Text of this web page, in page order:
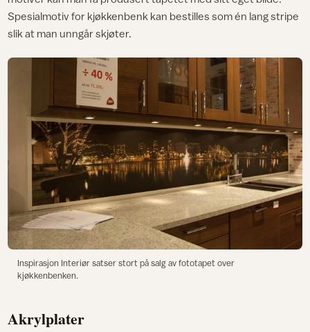
Spesialmotiv for kjøkkenbenk kan bestilles som én lang stripe
slik at man unngår skjøter.
Inspirasjon Interiør satser stort på salg av fototapet over
kjøkkenbenken.
Akrylplater